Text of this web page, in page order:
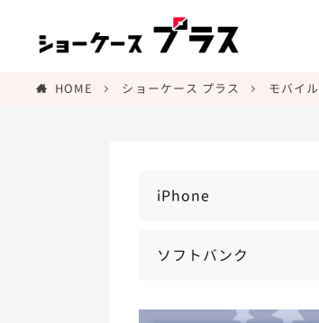
HOME ショーケース プラス モバイル
iPhone
ソフトバンク